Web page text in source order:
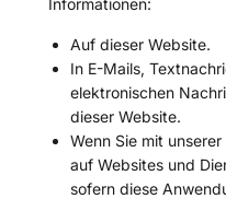
Auf dieser Website.
In E-Mails,
elektronischen
dieser Website.
Wenn Sie mit
auf Websites und
sofern diese